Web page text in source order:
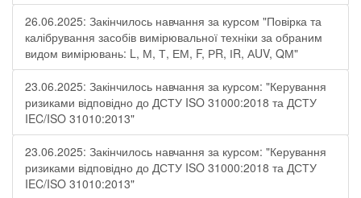
26.06.2025: Закінчилось навчання за курсом "Повірка та
калібрування засобів вимірювальної техніки за обраним
видом вимірювань: L, М, Т, ЕМ, F, РR, ІR, АUV, QМ"
23.06.2025: Закінчилось навчання за курсом: "Керування
ризиками відповідно до ДСТУ ISO 31000:2018 та ДСТУ
IEC/ISO 31010:2013"
23.06.2025: Закінчилось навчання за курсом: "Керування
ризиками відповідно до ДСТУ ISO 31000:2018 та ДСТУ
IEC/ISO 31010:2013"